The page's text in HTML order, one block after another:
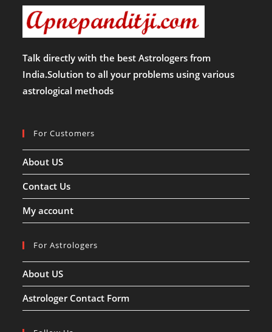
जयंती
से
जुड़ी
सारी
जानकारी,
शुभ
मुहूर्त,
पूजन
विधि,
उपाय!!
Talk directly with the best Astrologers from
India.Solution to all your problems using various
astrological methods
For Customers
About US
Contact Us
My account
For Astrologers
About US
Astrologer Contact Form